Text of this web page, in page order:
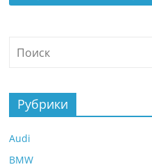
Рубрики
Audi
BMW